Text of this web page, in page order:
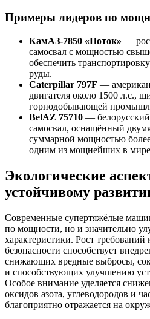
Примеры лидеров по
КамАЗ-7850 «Поток» —
самосвал с мощностью
обеспечить
руды.
Caterpillar 797F —
двигателя около 1500 л.с.,
горнодобывающей
BelAZ 75710 —
самосвал, оснащённый
суммарной мощностью более
одним из мощнейших в
Экологические
устойчивому
Современные супертяжёлые
по мощности, но и значительно
характеристики. Рост требований
безопасности способствует
снижающих вредные выбросы,
и способствующих улучшению
Особое внимание уделяется
оксидов азота, углеводородов и
благоприятно отражается на